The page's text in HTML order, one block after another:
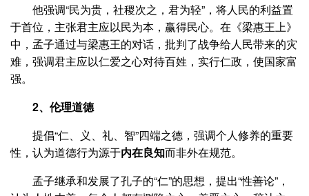
他强调“民为贵，社稷次之，君为轻”，将人民的利益置
于首位，主张君主应以民为本，赢得民心。在《梁惠王上》
中，孟子通过与梁惠王的对话，批判了战争给人民带来的灾
难，强调君主应以仁爱之心对待百姓，实行仁政，使国家富
强。
2、伦理道德
提倡“仁、义、礼、智”四端之德，强调个人修养的重要
性，认为道德行为源于内在良知而非外在规范。
孟子继承和发展了孔子的“仁”的思想，提出“性善论”，